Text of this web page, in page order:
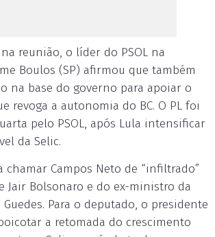
reunião, o líder do PSOL na
Boulos (SP) afirmou que também
na base do governo para apoiar o
revoga a autonomia do BC. O PL foi
pelo PSOL, após Lula intensificar
da Selic.
chamar Campos Neto de “infiltrado”
Jair Bolsonaro e do ex-ministro da
Para o deputado, o presidente
a retomada do crescimento